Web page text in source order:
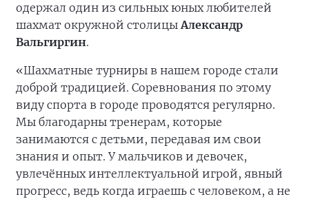
одержал один из сильных юных любителей
шахмат окружной столицыАлександр
Вальгиргин.
«Шахматные турниры в нашем городе стали
доброй традицией. Соревнования по этому
виду спорта в городе проводятся регулярно.
Мы благодарны тренерам, которые
занимаются с детьми, передавая им свои
знания и опыт. У мальчиков и девочек,
увлечённых интеллектуальной игрой, явный
прогресс, ведь когда играешь с человеком, а не